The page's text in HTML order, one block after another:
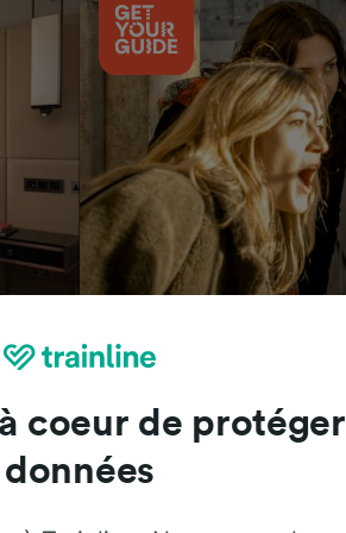
: l'avis de nos clients
coeur de
données